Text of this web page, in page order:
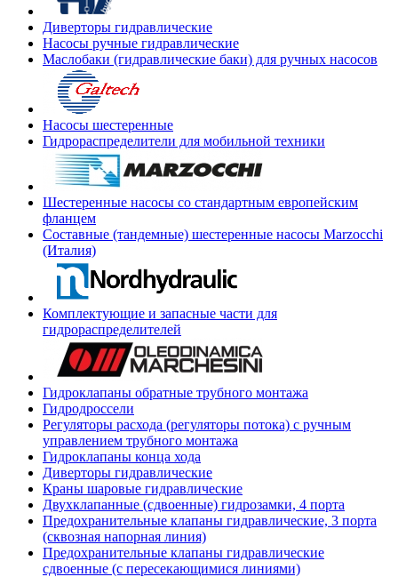
Диверторы гидравлические
Насосы ручные гидравлические
Маслобаки (гидравлические баки) для ручных насосов
Насосы шестеренные
Гидрораспределители для мобильной техники
Шестеренные насосы со стандартным европейским
фланцем
Составные (тандемные) шестеренные насосы Marzocchi
(Италия)
Комплектующие и запасные части для
гидрораспределителей
Гидроклапаны обратные трубного монтажа
Гидродроссели
Регуляторы расхода (регуляторы потока) с ручным
управлением трубного монтажа
Гидроклапаны конца хода
Диверторы гидравлические
Краны шаровые гидравлические
Двухклапанные (сдвоенные) гидрозамки, 4 порта
Предохранительные клапаны гидравлические, 3 порта
(сквозная напорная линия)
Предохранительные клапаны гидравлические
сдвоенные (с пересекающимися линиями)